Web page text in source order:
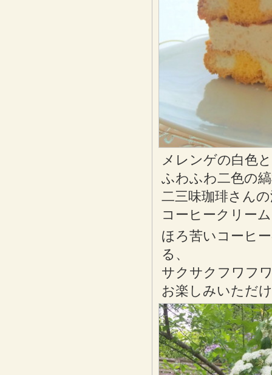
メレンゲの白色
ふわふわ二色の
二三味珈琲さん
コーヒークリー
ほろ苦いコーヒ
る、
サクサクフワフ
お楽しみいただ